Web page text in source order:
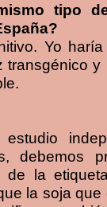
tipo
Yo
transgénico y
debemos
de la
la soja que